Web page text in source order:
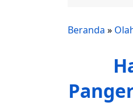
Beranda »